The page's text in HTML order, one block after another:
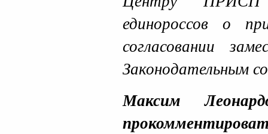
единороссов о
согласовании
Законодательным
Максим